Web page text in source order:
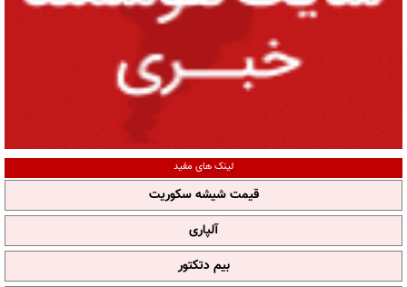
لینک های مفید
قیمت شیشه سکوریت
آلپاری
بیم دتکتور